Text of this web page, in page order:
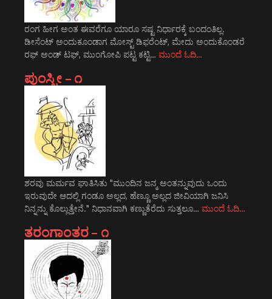
ರಂಗ ಹೀಗ ಅಂತ ಈವರೆಗೂ ಯಾರೂ ಸಷ್ಟ ನಿರ್ಧಾರಕ್ಕೆ ಬಂದಂತಿಲ್ಲ.
ಡೀಸೆಂಟ್ ಅಂದುಕೂಂಡಾಗ ಮೋಸ್ಟ್‌ ಡಿಫರೆಂಟ್‌, ಮೇದು ಅಂದುಕೊಂಡರೆ
ರಫ್ ಅಂಡ್ ಟಫ್, ಮುಂಗೋಪಿ ಪಟ್ಟ ಕಟ್ಟಿ… ಮುಂದೆ ಓದಿ…
ಪುಂಸ್ತ್ರೀ – ೧
ಶರವು ಮರ್ಮವ ಘಾತಿಸಿತು "ಮುಂದಿನ ಜನ್ಮ ಅಂತನ್ನುವುದು ಒಂದು
ಇರುವುದೇ ಆದಲ್ಲಿ ಗಂಡೂ ಅಲ್ಲದ, ಹೆಣ್ಣೂ ಅಲ್ಲದ ಜೀವಿಯಾಗಿ ಜನಿಸಿ
ನಿನ್ನನ್ನು ಕೊಲ್ಲುತ್ತೇನೆ." ನಿಧಾನವಾಗಿ ಕಣ್ಣುತೆರೆದು ಸುತ್ತಲೂ… ಮುಂದೆ ಓದಿ…
ತರಂಗಾಂತರ – ೧